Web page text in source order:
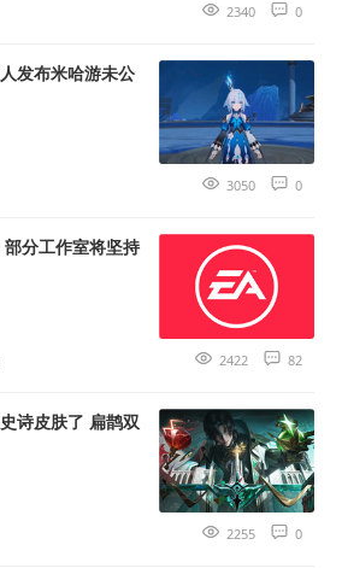
2340 0
发布米哈游未公
3050 0
分工作室将坚持
2422 82
诗皮肤了 扁鹊双
2255 0